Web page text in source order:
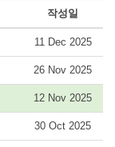
작성일
11 Dec 2025
26 Nov 2025
12 Nov 2025
30 Oct 2025